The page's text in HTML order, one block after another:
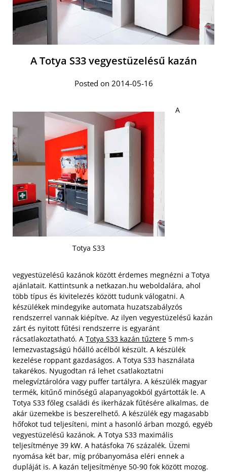
A Totya S33 vegyestüzelésű kazán
Posted on 2014-05-16
Totya S33
A
vegyestüzelésű kazánok között érdemes megnézni a Totya
ajánlatait. Kattintsunk a netkazan.hu weboldalára, ahol
több típus és kivitelezés között tudunk válogatni. A
készülékek mindegyike automata huzatszabályzós
rendszerrel vannak kiépítve. Az ilyen vegyestüzelésű kazán
zárt és nyitott fűtési rendszerre is egyaránt
rácsatlakoztatható. A Totya S33 kazán tűztere 5 mm-s
lemezvastagságú hőálló acélból készült. A készülék
kezelése roppant gazdaságos. A Totya S33 használata
takarékos. Nyugodtan rá lehet csatlakoztatni
melegvíztárolóra vagy puffer tartályra. A készülék magyar
termék, kitűnő minőségű alapanyagokból gyártották le. A
Totya S33 főleg családi és ikerházak fűtésére alkalmas, de
akár üzemekbe is beszerelhető. A készülék egy magasabb
hőfokot tud teljesíteni, mint a hasonló árban mozgó, egyéb
vegyestüzelésű kazánok. A Totya S33 maximális
teljesítménye 39 kW. A hatásfoka 76 százalék. Üzemi
nyomása két bar, míg próbanyomása eléri ennek a
dupláját is. A kazán teljesítménye 50-90 fok között mozog.